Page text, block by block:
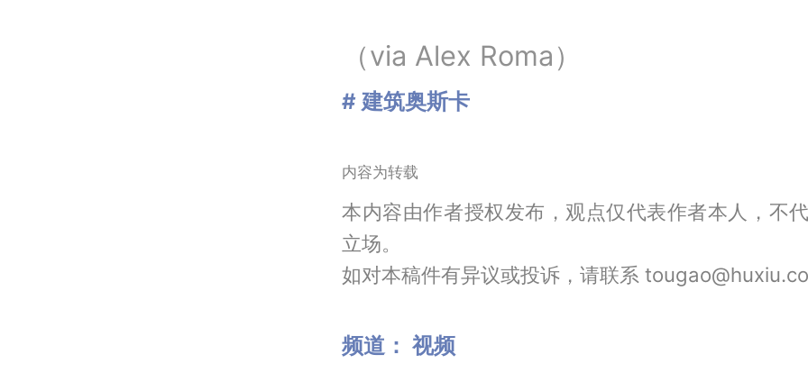
（via Alex Roma）
# 建筑奥斯卡
内容为转载
本内容由作者授权发布，观点仅代表作者本人，不
立场。
如对本稿件有异议或投诉，请联系
频道： 视频